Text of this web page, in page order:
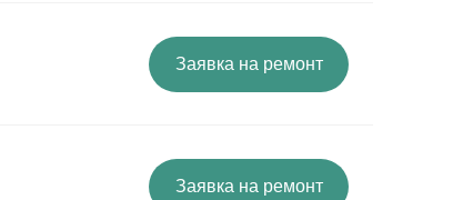
Заявка на ремонт
Заявка на ремонт